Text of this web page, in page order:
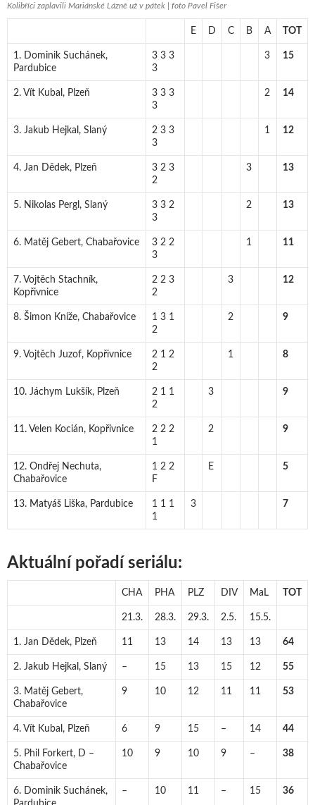
Kolibříci zaplavili Mariánské Lázně už v pátek | foto Pavel Fišer
E D C B A TOT
1. Dominik Suchánek,
Pardubice
3 3 3
3
3 15
2. Vít Kubal, Plzeň
3 3 3
3
2 14
3. Jakub Hejkal, Slaný
2 3 3
3
1 12
4. Jan Dědek, Plzeň
3 2 3
2
3 13
5. Nikolas Pergl, Slaný
3 3 2
3
2 13
6. Matěj Gebert, Chabařovice
3 2 2
3
1 11
7. Vojtěch Stachník,
Kopřivnice
2 2 3
2
3 12
8. Šimon Kníže, Chabařovice
1 3 1
2
2 9
9. Vojtěch Juzof, Kopřivnice
2 1 2
2
1 8
10. Jáchym Lukšík, Plzeň
2 1 1
2
3 9
11. Velen Kocián, Kopřivnice
2 2 2
1
2 9
12. Ondřej Nechuta,
Chabařovice
1 2 2
F
E 5
13. Matyáš Liška, Pardubice
1 1 1
1
3 7
Aktuální pořadí seriálu:
CHA PHA PLZ DIV MaL TOT
21.3. 28.3. 29.3. 2.5. 15.5.
1. Jan Dědek, Plzeň 11 13 14 13 13 64
2. Jakub Hejkal, Slaný – 15 13 15 12 55
3. Matěj Gebert,
Chabařovice
9 10 12 11 11 53
4. Vít Kubal, Plzeň 6 9 15 – 14 44
5. Phil Forkert, D –
Chabařovice
10 9 10 9 – 38
6. Dominik Suchánek,
– 10 11 – 15 36